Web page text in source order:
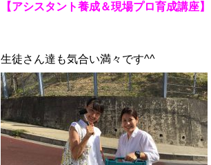
【アシスタント養成＆現場プロ育成講座】
生徒さん達も気合い満々です^^